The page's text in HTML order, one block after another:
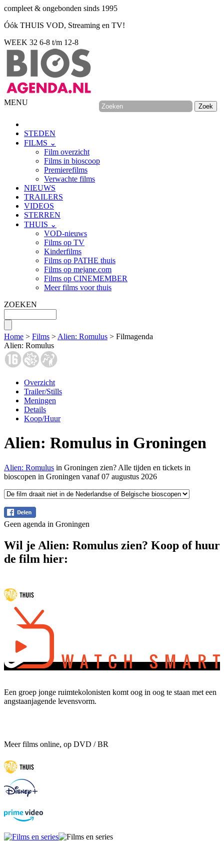
compleet & ongebonden sinds 1995
Óók THUIS VOD, Streaming en TV!
WEEK 32 6-8 t/m 12-8
MENU
STEDEN
FILMS ⌄
Film overzicht
Films in bioscoop
Premierefilms
Verwachte films
NIEUWS
TRAILERS
VIDEOS
STERREN
THUIS ⌄
VOD-nieuws
Films op TV
Kinderfilms
Films op PATHE thuis
Films op mejane.com
Films op CINEMEMBER
Meer films voor thuis
ZOEKEN
Home > Films > Alien: Romulus > Filmagenda
Alien: Romulus
Overzicht
Trailer/Stills
Meningen
Details
Koop/Huur
Alien: Romulus in Groningen
Alien: Romulus in Groningen zien? Alle tijden en tickets in
bioscopen in Groningen vanaf 07 augustus 2026
Geen agenda in Groningen
Wil je Alien: Romulus zien? Koop of huur
de film hier:
Een groep jonge ruimtekolonisten komt oog in oog te staan ​​met een
angstaanjagende levensvorm.
Meer films online, op DVD / BR